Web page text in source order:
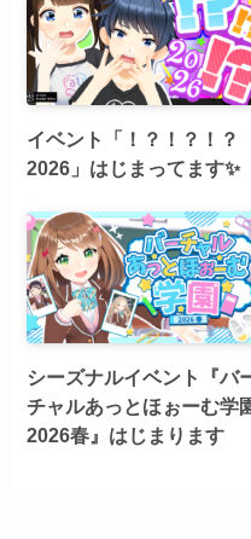
イベント「！？！？！？
2026」はじまってます✨
シーズナルイベント『バ
チャルあっとほぉーむ学
2026春』はじまります